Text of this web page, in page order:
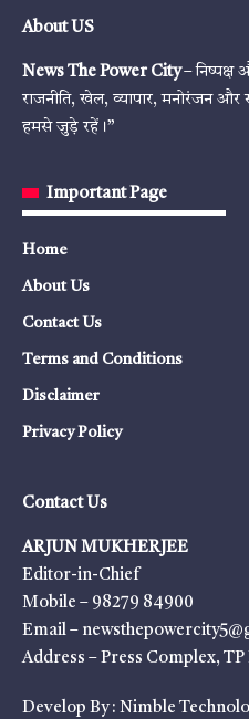
About US
News The Power City– निष्पक्ष
राजनीति, खेल, व्यापार, मनोरंजन
हमसे जुड़े रहें।”
Important Page
Home
About Us
Contact Us
Terms and Conditions
Disclaimer
Privacy Policy
Contact Us
ARJUN MUKHERJEE
Editor-in-Chief
Mobile – 98279 84900
Email –
Address – Press Complex,
Develop By : Nimble